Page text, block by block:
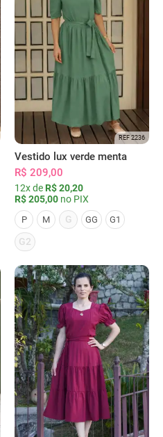
REF 2236
Vestido lux verde menta
R$ 209,00
12x de R$ 20,20
R$ 205,00 no PIX
P M G GG G1
G2